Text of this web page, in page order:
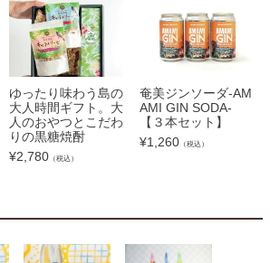
ゆったり味わう島の
大人時間ギフト。大
人のおやつとこだわ
りの黒糖焼酎
¥2,780 （税込）
奄美ジンソーダ-AM
AMI GIN SODA-
【３本セット】
¥1,260 （税込）